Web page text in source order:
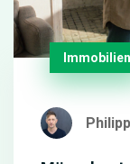
Immobilien